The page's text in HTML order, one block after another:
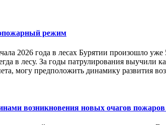
режим
2026 года в лесах Бурятии произошло
в лесу. За годы патрулирования
могу предположить динамику развития
возникновения новых очагов